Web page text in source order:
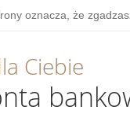
oznacza, że
Ciebie